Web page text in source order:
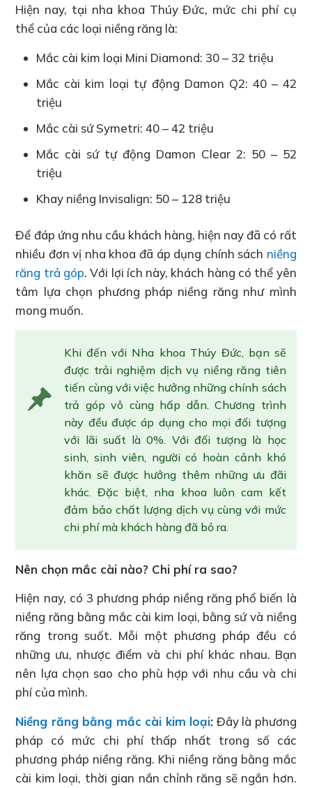
Hiện nay, tại nha khoa Thúy Đức, mức chi phí cụ
thể của các loại niềng răng là:
Mắc cài kim loại Mini Diamond: 30 – 32 triệu
Mắc cài kim loại tự động Damon Q2: 40 – 42
triệu
Mắc cài sứ Symetri: 40 – 42 triệu
Mắc cài sứ tự động Damon Clear 2: 50 – 52
triệu
Khay niềng Invisalign: 50 – 128 triệu
Để đáp ứng nhu cầu khách hàng, hiện nay đã có rất
nhiều đơn vị nha khoa đã áp dụng chính sách niềng
răng trả góp. Với lợi ích này, khách hàng có thể yên
tâm lựa chọn phương pháp niềng răng như mình
mong muốn.
Khi đến với Nha khoa Thúy Đức, bạn sẽ
được trải nghiệm dịch vụ niềng răng tiên
tiến cùng với việc hưởng những chính sách
trả góp vô cùng hấp dẫn. Chương trình
này đều được áp dụng cho mọi đối tượng
với lãi suất là 0%. Với đối tượng là học
sinh, sinh viên, người có hoàn cảnh khó
khăn sẽ được hưởng thêm những ưu đãi
khác. Đặc biệt, nha khoa luôn cam kết
đảm bảo chất lượng dịch vụ cùng với mức
chi phí mà khách hàng đã bỏ ra.
Nên chọn mắc cài nào? Chi phí ra sao?
Hiện nay, có 3 phương pháp niềng răng phổ biến là
niềng răng bằng mắc cài kim loại, bằng sứ và niềng
răng trong suốt. Mỗi một phương pháp đều có
những ưu, nhược điểm và chi phí khác nhau. Bạn
nên lựa chọn sao cho phù hợp với nhu cầu và chi
phí của mình.
Niềng răng bằng mắc cài kim loại: Đây là phương
pháp có mức chi phí thấp nhất trong số các
phương pháp niềng răng. Khi niềng răng bằng mắc
cài kim loại, thời gian nắn chỉnh răng sẽ ngắn hơn.